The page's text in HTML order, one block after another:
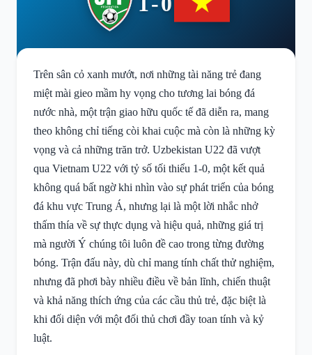
Trên sân cỏ xanh mướt, nơi những tài năng trẻ đang
miệt mài gieo mầm hy vọng cho tương lai bóng đá
nước nhà, một trận giao hữu quốc tế đã diễn ra, mang
theo không chỉ tiếng còi khai cuộc mà còn là những kỳ
vọng và cả những trăn trở. Uzbekistan U22 đã vượt
qua Vietnam U22 với tỷ số tối thiểu 1-0, một kết quả
không quá bất ngờ khi nhìn vào sự phát triển của bóng
đá khu vực Trung Á, nhưng lại là một lời nhắc nhở
thấm thía về sự thực dụng và hiệu quả, những giá trị
mà người Ý chúng tôi luôn đề cao trong từng đường
bóng. Trận đấu này, dù chỉ mang tính chất thử nghiệm,
nhưng đã phơi bày nhiều điều về bản lĩnh, chiến thuật
và khả năng thích ứng của các cầu thủ trẻ, đặc biệt là
khi đối diện với một đối thủ chơi đầy toan tính và kỷ
luật.